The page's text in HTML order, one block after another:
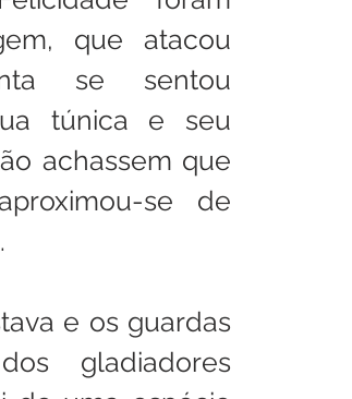
que atacou
se sentou
túnica e seu
achassem que
se de
e os guardas
gladiadores